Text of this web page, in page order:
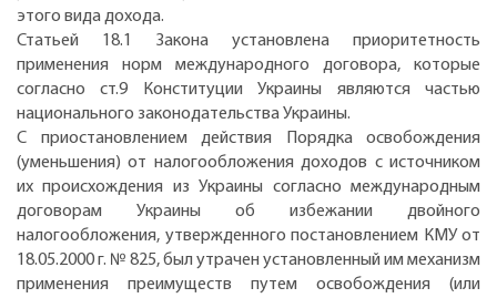
этого вида дохода.
Статьей 18.1 Закона установлена приоритетность
применения норм международного договора, которые
согласно ст.9 Конституции Украины являются частью
национального законодательства Украины.
С приостановлением действия Порядка освобождения
(уменьшения) от налогообложения доходов с источником
их происхождения из Украины согласно международным
договорам Украины об избежании двойного
налогообложения, утвержденного постановлением КМУ от
18.05.2000 г. № 825, был утрачен установленный им механизм
применения преимуществ путем освобождения (или